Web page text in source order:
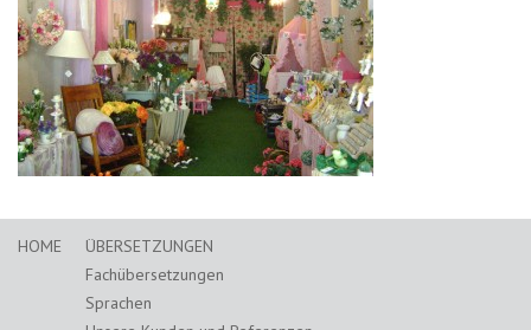
HOME
ÜBERSETZUNGEN
Fachübersetzungen
Sprachen